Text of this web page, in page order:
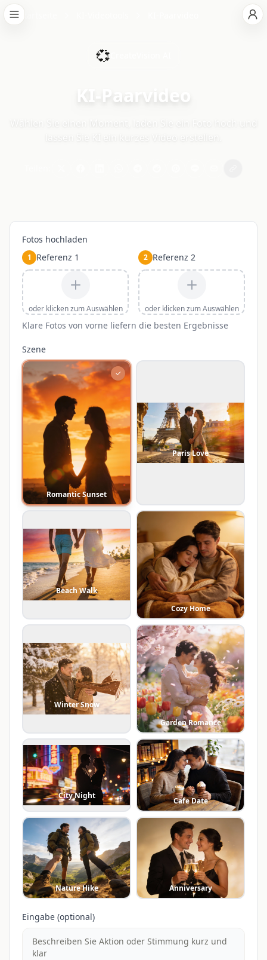
💞
KI-Paarvideo
Wählen Sie einen Moment, laden Sie ein Foto hoch und
Fotos hochladen
1 Referenz 1
oder klicken zum Auswählen
2 Referenz 2
oder klicken zum Auswählen
Klare Fotos von vorne liefern die besten Ergebnisse
Szene
✓
Romantic Sunset
Paris Love
Beach Walk
Cozy Home
Winter Snow
Garden Romance
City Night
Cafe Date
Nature Hike Anniversary
Eingabe (optional)